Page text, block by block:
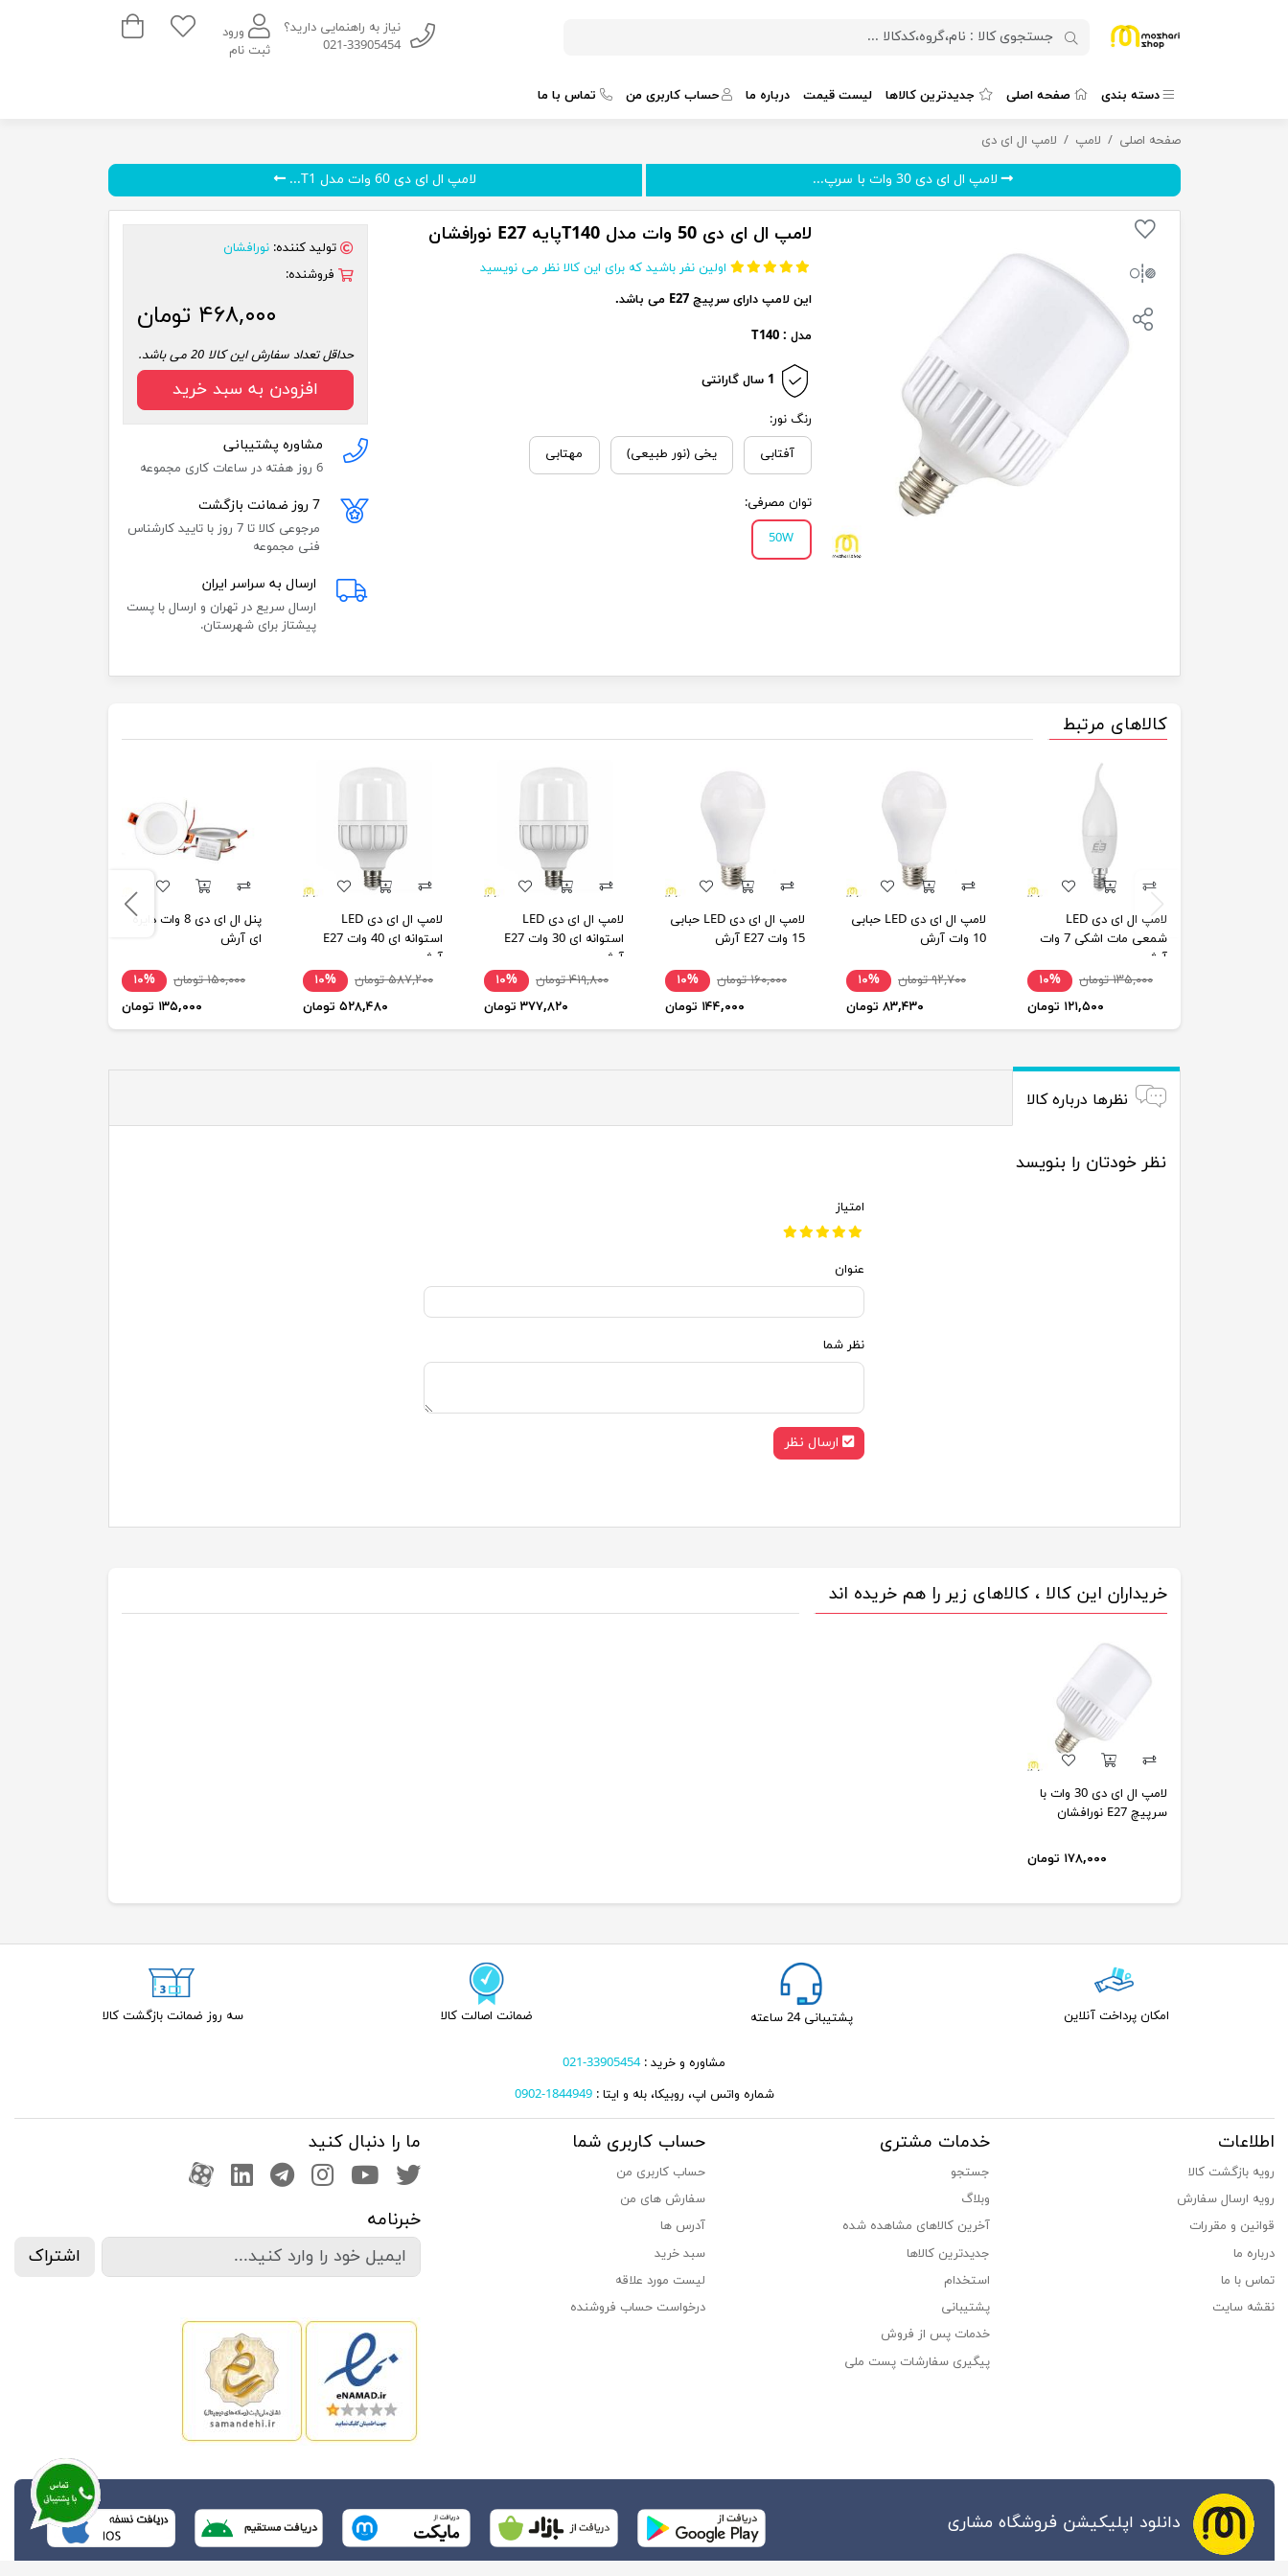
نیاز به راهنمایی دارید؟
021-33905454
ورود
ثبت نام
سبد خرید
دسته بندی صفحه اصلی جدیدترین کالاها لیست قیمت درباره ما حساب کاربری من تماس با ما
صفحه اصلی لامپ لامپ ال ای دی لامپ ال ای دی 50 وات مدل T140پایه E27 نورافشان
لامپ ال ای دی 30 وات با سرپ... لامپ ال ای دی 60 وات مدل T1...
لامپ ال ای دی 50 وات مدل T140پایه E27 نورافشان
اولین نفر باشید که برای این کالا نظر می نویسید
این لامپ دارای سرپیچ E27 می باشد.
مدل : T140
1 سال گارانتی
رنگ نور:
آفتابی یخی (نور طبیعی) مهتابی
توان مصرفی:
50W
تولید کننده: نورافشان
فروشنده:
۴۶۸,۰۰۰ تومان
حداقل تعداد سفارش این کالا 20 می باشد.
افزودن به سبد خرید
مشاوره پشتیبانی
6 روز هفته در ساعات کاری مجموعه
7 روز ضمانت بازگشت
مرجوعی کالا تا 7 روز با تایید کارشناس
فنی مجموعه
ارسال به سراسر ایران
ارسال سریع در تهران و ارسال با پست
پیشتاز برای شهرستان.
کالاهای مرتبط
لامپ ال ای دی LED
شمعی مات اشکی 7 وات
آرش
۱۳۵,۰۰۰ تومان
۱۰%
۱۲۱,۵۰۰ تومان
لامپ ال ای دی LED حبابی
10 وات آرش
۹۲,۷۰۰ تومان
۱۰%
۸۳,۴۳۰ تومان
لامپ ال ای دی LED حبابی
15 وات E27 آرش
۱۶۰,۰۰۰ تومان
۱۰%
۱۴۴,۰۰۰ تومان
لامپ ال ای دی LED
استوانه ای 30 وات E27
آرش
۴۱۹,۸۰۰ تومان
۱۰%
۳۷۷,۸۲۰ تومان
لامپ ال ای دی LED
استوانه ای 40 وات E27
آرش
۵۸۷,۲۰۰ تومان
۱۰%
۵۲۸,۴۸۰ تومان
پنل ال ای دی 8 وات دایره
ای آرش
۱۵۰,۰۰۰ تومان
۱۰%
۱۳۵,۰۰۰ تومان
نظرها درباره کالا
نظر خودتان را بنویسد
امتیاز
عنوان
نظر شما
ارسال نظر
خریداران این کالا ، کالاهای زیر را هم خریده اند
لامپ ال ای دی 30 وات با
سرپیچ E27 نورافشان
۱۷۸,۰۰۰ تومان
امکان پرداخت آنلاین پشتیبانی 24 ساعته ضمانت اصالت کالا سه روز ضمانت بازگشت کالا
مشاوره و خرید :33905454-021
شماره واتس اپ، روبیکا، بله و ایتا : 1844949-0902
اطلاعات
رویه بازگشت کالا
رویه ارسال سفارش
قوانین و مقررات
درباره ما
تماس با ما
نقشه سایت
خدمات مشتری
جستجو
وبلاگ
آخرین کالاهای مشاهده شده
جدیدترین کالاها
استخدام
پشتیبانی
خدمات پس از فروش
پیگیری سفارشات پست ملی
حساب کاربری شما
حساب کاربری من
سفارش های من‎
آدرس ها
سبد خرید
لیست مورد علاقه
درخواست حساب فروشنده
ما را دنبال کنید
صفحه تویتر
کانال یوتوب
اینستاگرام
کانال تلگرام
کانال لینکدین
آپارات
خبرنامه
اشتراک
دانلود اپلیکیشن فروشگاه مشاری